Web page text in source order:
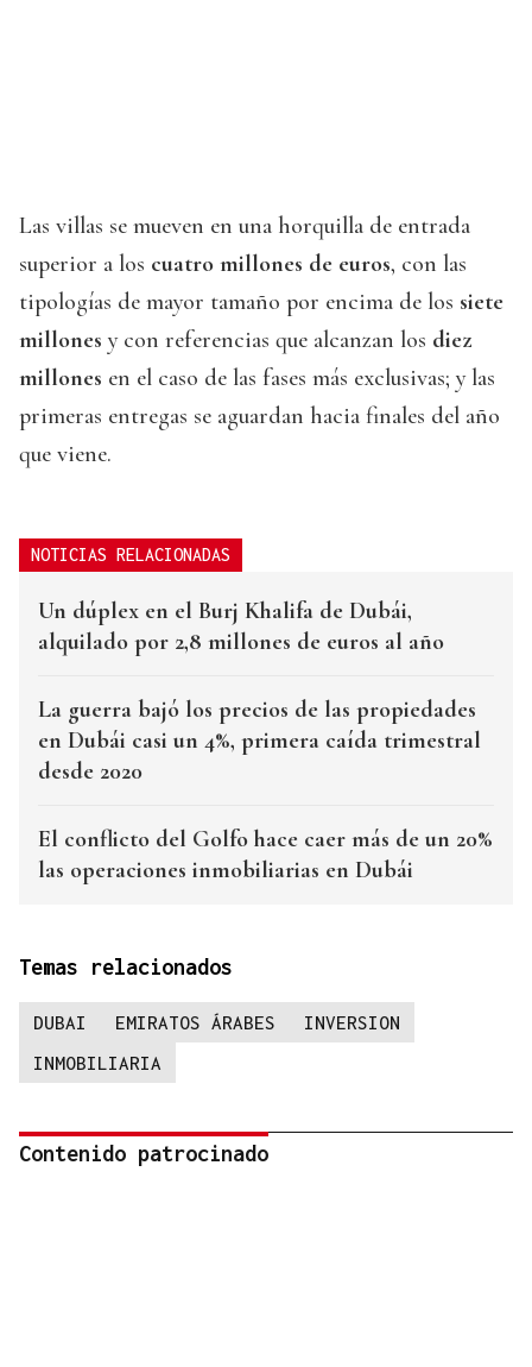
Las villas se mueven en una horquilla de entrada
superior a los cuatro millones de euros, con las
tipologías de mayor tamaño por encima de los siete
millones y con referencias que alcanzan los diez
millones en el caso de las fases más exclusivas; y las
primeras entregas se aguardan hacia finales del año
que viene.
NOTICIAS RELACIONADAS
Un dúplex en el Burj Khalifa de Dubái,
alquilado por 2,8 millones de euros al año
La guerra bajó los precios de las propiedades
en Dubái casi un 4%, primera caída trimestral
desde 2020
El conflicto del Golfo hace caer más de un 20%
las operaciones inmobiliarias en Dubái
Temas relacionados
DUBAI EMIRATOS ÁRABES
INVERSION
INMOBILIARIA
Contenido patrocinado